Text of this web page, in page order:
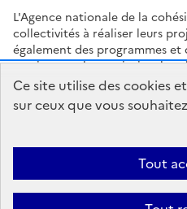
Ce site utilise des cookies
sur ceux que vous
Tout
L'Agence nationale de la
collectivités à réaliser leurs
également des programmes
soutiennent les territoires les
Nous contacterEspace Presse
data.gouv.fr
Accessibilité : Partiellement